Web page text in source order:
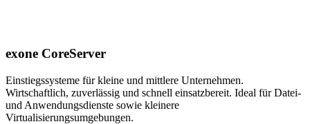
exone CoreServer
Einstiegssysteme für kleine und mittlere Unternehmen.
Wirtschaftlich, zuverlässig und schnell einsatzbereit. Ideal für Datei-
und Anwendungsdienste sowie kleinere
Virtualisierungsumgebungen.